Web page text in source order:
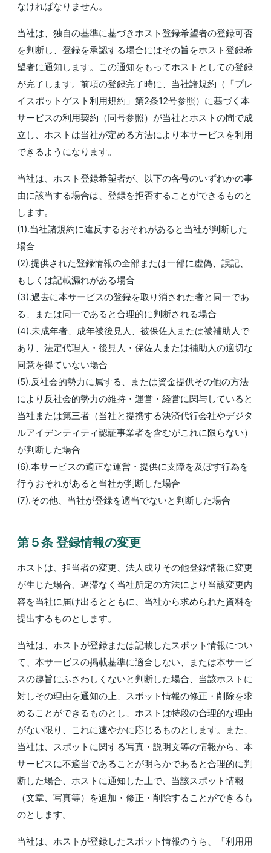
なければなりません。
当社は、独自の基準に基づきホスト登録希望者の登録可否
を判断し、登録を承認する場合にはその旨をホスト登録希
望者に通知します。この通知をもってホストとしての登録
が完了します。前項の登録完了時に、当社諸規約（「プレ
イスポットゲスト利用規約」第2条12号参照）に基づく本
サービスの利用契約（同号参照）が当社とホストの間で成
立し、ホストは当社が定める方法により本サービスを利用
できるようになります。
当社は、ホスト登録希望者が、以下の各号のいずれかの事
由に該当する場合は、登録を拒否することができるものと
します。
(1).当社諸規約に違反するおそれがあると当社が判断した
場合
(2).提供された登録情報の全部または一部に虚偽、誤記、
もしくは記載漏れがある場合
(3).過去に本サービスの登録を取り消された者と同一であ
る、または同一であると合理的に判断される場合
(4).未成年者、成年被後見人、被保佐人または被補助人で
あり、法定代理人・後見人・保佐人または補助人の適切な
同意を得ていない場合
(5).反社会的勢力に属する、または資金提供その他の方法
により反社会的勢力の維持・運営・経営に関与していると
当社または第三者（当社と提携する決済代行会社やデジタ
ルアイデンティティ認証事業者を含むがこれに限らない）
が判断した場合
(6).本サービスの適正な運営・提供に支障を及ぼす行為を
行うおそれがあると当社が判断した場合
(7).その他、当社が登録を適当でないと判断した場合
第５条 登録情報の変更
ホストは、担当者の変更、法人成りその他登録情報に変更
が生じた場合、遅滞なく当社所定の方法により当該変更内
容を当社に届け出るとともに、当社から求められた資料を
提出するものとします。
当社は、ホストが登録または記載したスポット情報につい
て、本サービスの掲載基準に適合しない、または本サービ
スの趣旨にふさわしくないと判断した場合、当該ホストに
対しその理由を通知の上、スポット情報の修正・削除を求
めることができるものとし、ホストは特段の合理的な理由
がない限り、これに速やかに応じるものとします。また、
当社は、スポットに関する写真・説明文等の情報から、本
サービスに不適当であることが明らかであると合理的に判
断した場合、ホストに通知した上で、当該スポット情報
（文章、写真等）を追加・修正・削除することができるも
のとします。
当社は、ホストが登録したスポット情報のうち、「利用用